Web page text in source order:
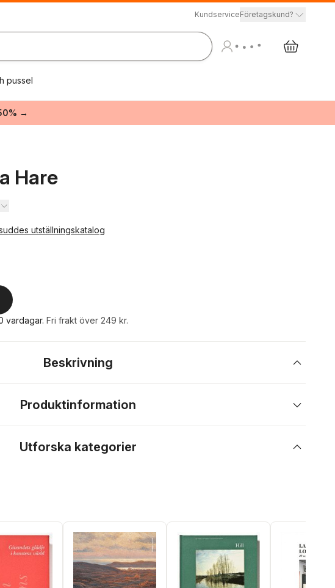
KundserviceFöretagskund?
pussel
→
Hare
utställningskatalog
vardagar. Fri frakt över 249 kr.
Beskrivning
Produktinformation
Utforska kategorier